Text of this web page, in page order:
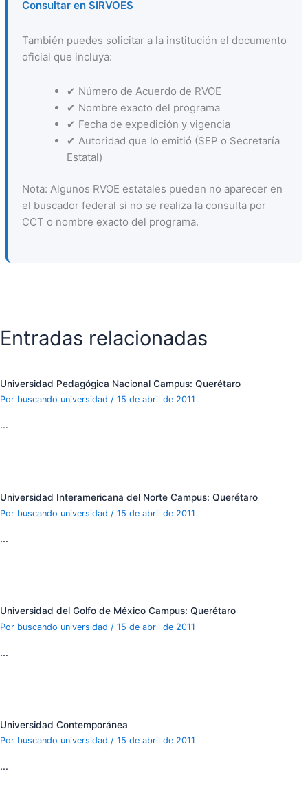
Consultar en SIRVOES
También puedes solicitar a la institución el documento
oficial que incluya:
✔ Número de Acuerdo de RVOE
✔ Nombre exacto del programa
✔ Fecha de expedición y vigencia
✔ Autoridad que lo emitió (SEP o Secretaría
Estatal)
Nota: Algunos RVOE estatales pueden no aparecer en
el buscador federal si no se realiza la consulta por
CCT o nombre exacto del programa.
Entradas relacionadas
Universidad Pedagógica Nacional Campus: Querétaro
Por buscando universidad / 15 de abril de 2011
…
Universidad Interamericana del Norte Campus: Querétaro
Por buscando universidad / 15 de abril de 2011
…
Universidad del Golfo de México Campus: Querétaro
Por buscando universidad / 15 de abril de 2011
…
Universidad Contemporánea
Por buscando universidad / 15 de abril de 2011
…